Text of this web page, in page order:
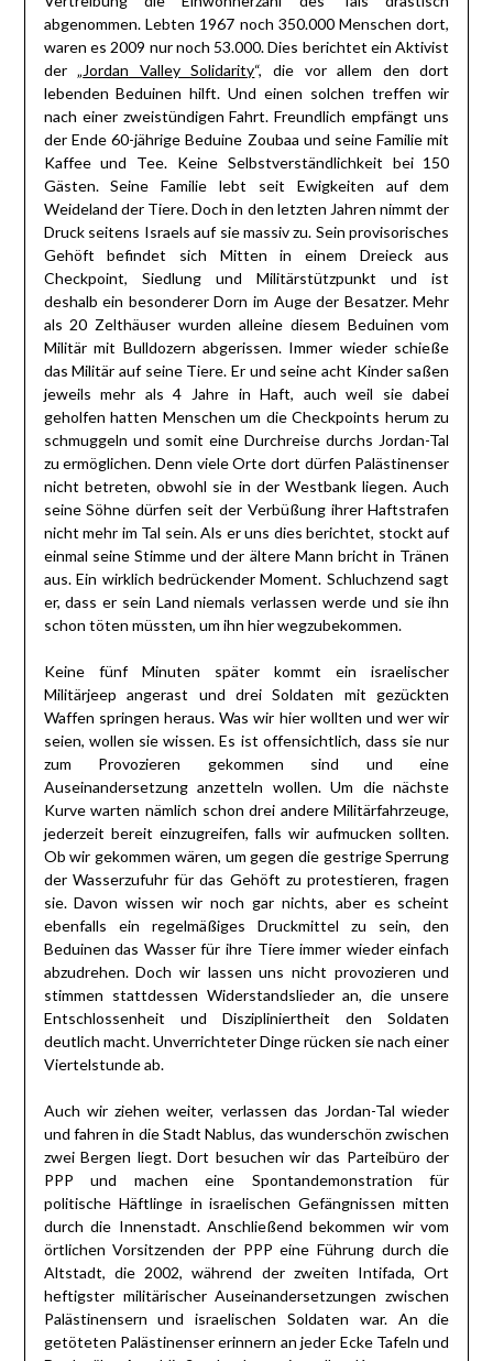
abgenommen. Lebten 1967 noch 350.000 Menschen dort,
waren es 2009 nur noch 53.000. Dies berichtet ein Aktivist
der „Jordan Valley Solidarity“, die vor allem den dort
lebenden Beduinen hilft. Und einen solchen treffen wir
nach einer zweistündigen Fahrt. Freundlich empfängt uns
der Ende 60-jährige Beduine Zoubaa und seine Familie mit
Kaffee und Tee. Keine Selbstverständlichkeit bei 150
Gästen. Seine Familie lebt seit Ewigkeiten auf dem
Weideland der Tiere. Doch in den letzten Jahren nimmt der
Druck seitens Israels auf sie massiv zu. Sein provisorisches
Gehöft befindet sich Mitten in einem Dreieck aus
Checkpoint, Siedlung und Militärstützpunkt und ist
deshalb ein besonderer Dorn im Auge der Besatzer. Mehr
als 20 Zelthäuser wurden alleine diesem Beduinen vom
Militär mit Bulldozern abgerissen. Immer wieder schieße
das Militär auf seine Tiere. Er und seine acht Kinder saßen
jeweils mehr als 4 Jahre in Haft, auch weil sie dabei
geholfen hatten Menschen um die Checkpoints herum zu
schmuggeln und somit eine Durchreise durchs Jordan-Tal
zu ermöglichen. Denn viele Orte dort dürfen Palästinenser
nicht betreten, obwohl sie in der Westbank liegen. Auch
seine Söhne dürfen seit der Verbüßung ihrer Haftstrafen
nicht mehr im Tal sein. Als er uns dies berichtet, stockt auf
einmal seine Stimme und der ältere Mann bricht in Tränen
aus. Ein wirklich bedrückender Moment. Schluchzend sagt
er, dass er sein Land niemals verlassen werde und sie ihn
schon töten müssten, um ihn hier wegzubekommen.
Keine fünf Minuten später kommt ein israelischer
Militärjeep angerast und drei Soldaten mit gezückten
Waffen springen heraus. Was wir hier wollten und wer wir
seien, wollen sie wissen. Es ist offensichtlich, dass sie nur
zum Provozieren gekommen sind und eine
Auseinandersetzung anzetteln wollen. Um die nächste
Kurve warten nämlich schon drei andere Militärfahrzeuge,
jederzeit bereit einzugreifen, falls wir aufmucken sollten.
Ob wir gekommen wären, um gegen die gestrige Sperrung
der Wasserzufuhr für das Gehöft zu protestieren, fragen
sie. Davon wissen wir noch gar nichts, aber es scheint
ebenfalls ein regelmäßiges Druckmittel zu sein, den
Beduinen das Wasser für ihre Tiere immer wieder einfach
abzudrehen. Doch wir lassen uns nicht provozieren und
stimmen stattdessen Widerstandslieder an, die unsere
Entschlossenheit und Diszipliniertheit den Soldaten
deutlich macht. Unverrichteter Dinge rücken sie nach einer
Viertelstunde ab.
Auch wir ziehen weiter, verlassen das Jordan-Tal wieder
und fahren in die Stadt Nablus, das wunderschön zwischen
zwei Bergen liegt. Dort besuchen wir das Parteibüro der
PPP und machen eine Spontandemonstration für
politische Häftlinge in israelischen Gefängnissen mitten
durch die Innenstadt. Anschließend bekommen wir vom
örtlichen Vorsitzenden der PPP eine Führung durch die
Altstadt, die 2002, während der zweiten Intifada, Ort
heftigster militärischer Auseinandersetzungen zwischen
Palästinensern und israelischen Soldaten war. An die
getöteten Palästinenser erinnern an jeder Ecke Tafeln und